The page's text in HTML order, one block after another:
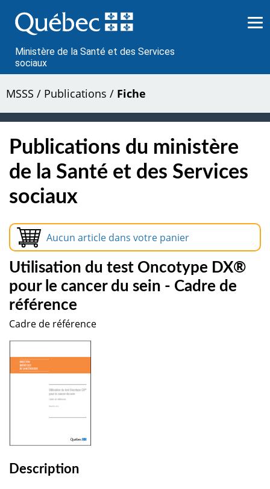
au
contenu
Ministère de la Santé et des Services
sociaux
MSSS / Publications / Fiche
Publications du ministère
de la Santé et des Services
sociaux
Aucun article dans votre panier
Utilisation du test Oncotype DX®
pour le cancer du sein - Cadre de
référence
Cadre de référence
Description